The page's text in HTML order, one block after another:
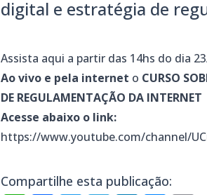
digital e estratégia de
Assista aqui a partir das 14hs do dia
Ao vivo e pela internet o CURSO
DE REGULAMENTAÇÃO DA INTERNET
Acesse abaixo o link:
https://www.youtube.com/channel/
Compartilhe esta publicação: